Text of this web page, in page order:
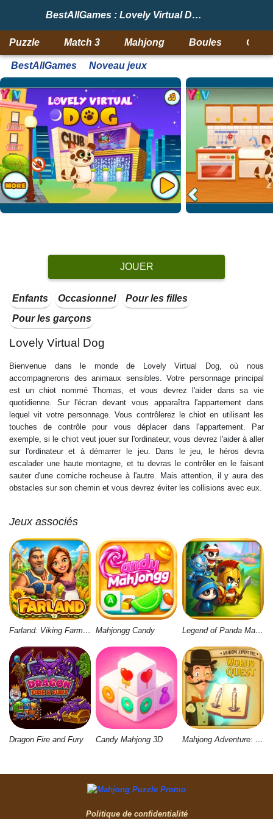
BestAllGames : Lovely Virtual Dog
Puzzle Match 3 Mahjong Boules
BestAllGames Noveau jeux
JOUER
Enfants Occasionnel
Pour les filles
Pour les garçons
Lovely Virtual Dog
Bienvenue dans le monde de Lovely Virtual Dog, où nous
accompagnerons des animaux sensibles. Votre personnage principal
est un chiot nommé Thomas, et vous devrez l'aider dans sa vie
quotidienne. Sur l'écran devant vous apparaîtra l'appartement dans
lequel vit votre personnage. Vous contrôlerez le chiot en utilisant les
touches de contrôle pour vous déplacer dans l'appartement. Par
exemple, si le chiot veut jouer sur l'ordinateur, vous devrez l'aider à aller
sur l'ordinateur et à démarrer le jeu. Dans le jeu, le héros devra
escalader une haute montagne, et tu devras le contrôler en le faisant
sauter d'une corniche rocheuse à l'autre. Mais attention, il y aura des
obstacles sur son chemin et vous devrez éviter les collisions avec eux.
Jeux associés
Farland: Viking Farm Village Mahjongg Candy Legend of Panda Match 3 & Battle
Dragon Fire and Fury Candy Mahjong 3D Mahjong Adventure: World Quest
Politique de confidentialité